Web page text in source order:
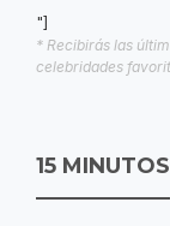
"]
* Recibirás las
celebridades
15 MINUTOS